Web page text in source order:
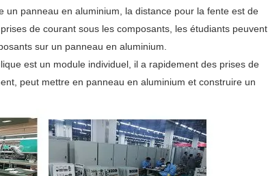
un panneau en aluminium, la distance pour la fente est de
de courant sous les composants, les étudiants peuvent
sur un panneau en aluminium.
est un module individuel, il a rapidement des prises de
peut mettre en panneau en aluminium et construire un